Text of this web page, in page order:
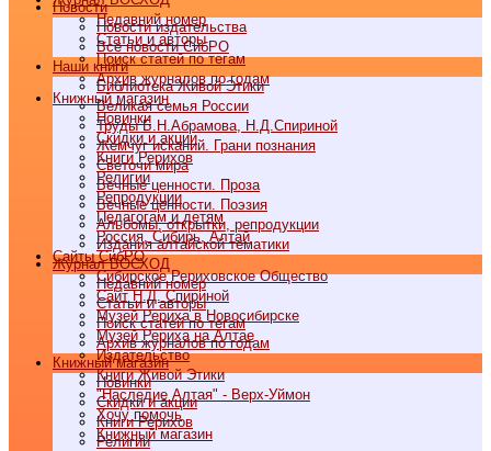
Недавний номер
Статьи и авторы
Поиск статей по тегам
Архив журналов по годам
Книжный магазин
Новинки
Скидки и акции
Книги Рерихов
Религии
Репродукции
Педагогам и детям
Россия, Сибирь, Алтай
Cайты СибРО
Сибирское Рериховское Общество
Сайт Н.Д. Спириной
Музей Рериха в Новосибирске
Музей Рериха на Алтае
Издательство
Книги Живой Этики
"Наследие Алтая" - Верх-Уймон
Хочу помочь
Книжный магазин
Новости
Новости издательства
Все новости СибРО
Наши книги
Библиотека Живой Этики
Великая семья России
Труды Б.Н.Абрамова, Н.Д.Спириной
Жемчуг исканий. Грани познания
Светочи мира
Вечные ценности. Проза
Вечные ценности. Поэзия
Альбомы, открытки, репродукции
Издания алтайской тематики
Журнал ВОСХОД
Недавний номер
Статьи и авторы
Поиск статей по тегам
Архив журналов по годам
Книжный магазин
Новинки
Скидки и акции
Книги Рерихов
Религии